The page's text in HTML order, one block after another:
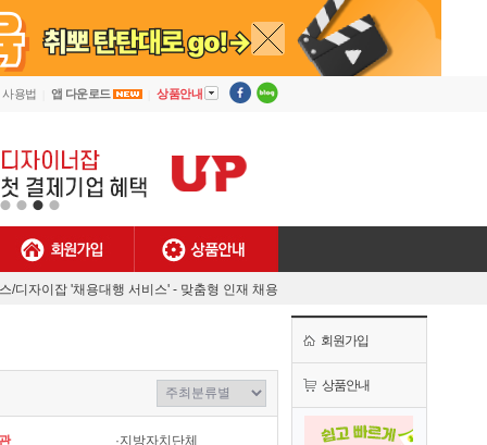
사용법 앱 다운로드 상품안내 ▼
[안내] 디자이너잡 사용법
/디자이잡 '채용대행 서비스' - 맞춤형 인재 채용
[안내] 디자이너잡 사용법
/디자이잡 '채용대행 서비스' - 맞춤형 인재 채용
·지방자치단체
회원가입
상품안내